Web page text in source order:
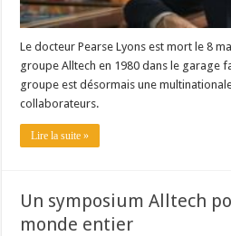
Le docteur Pearse Lyons est mort le 8
groupe Alltech en 1980 dans le garage
groupe est désormais une
collaborateurs.
Lire la suite »
Un symposium Alltech
monde entier